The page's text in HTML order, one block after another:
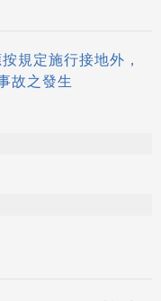
規定施行接地外，
故之發生